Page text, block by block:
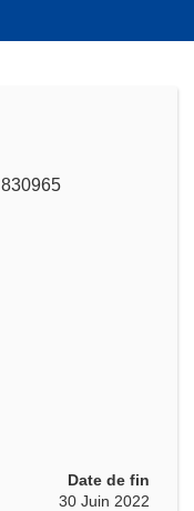
Date de fin
30 Juin 2022